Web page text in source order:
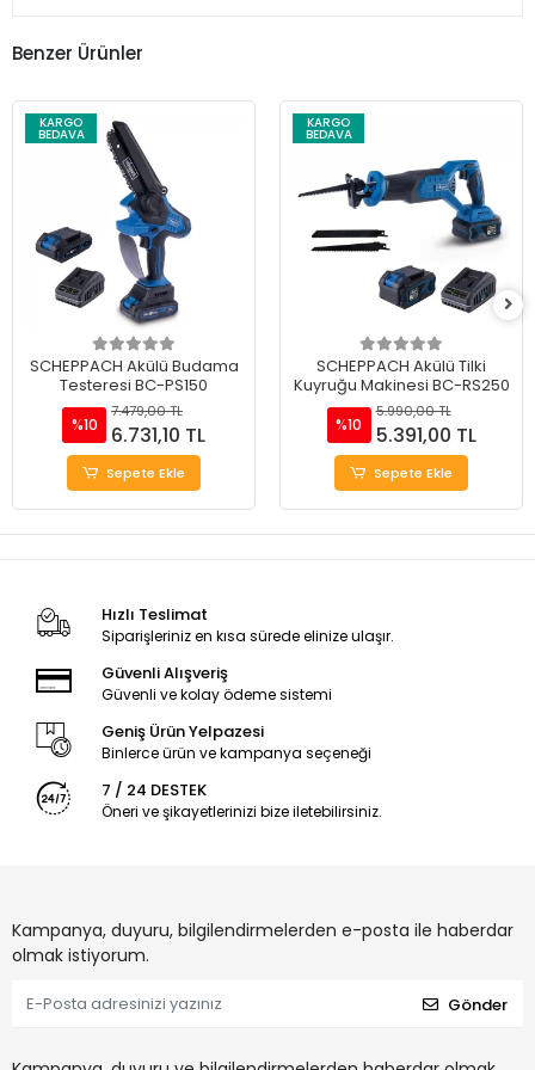
Benzer Ürünler
KARGO
BEDAVA
SCHEPPACH Akülü Budama
Testeresi BC-PS150
%10
7.479,00 TL
6.731,10 TL
Sepete Ekle
KARGO
BEDAVA
SCHEPPACH Akülü Tilki
Kuyruğu Makinesi BC-RS250
%10
5.990,00 TL
5.391,00 TL
Sepete Ekle
Hızlı Teslimat
Siparişleriniz en kısa sürede elinize ulaşır.
Güvenli Alışveriş
Güvenli ve kolay ödeme sistemi
Geniş Ürün Yelpazesi
Binlerce ürün ve kampanya seçeneği
7 / 24 DESTEK
Öneri ve şikayetlerinizi bize iletebilirsiniz.
Kampanya, duyuru, bilgilendirmelerden e-posta ile haberdar
olmak istiyorum.
Gönder